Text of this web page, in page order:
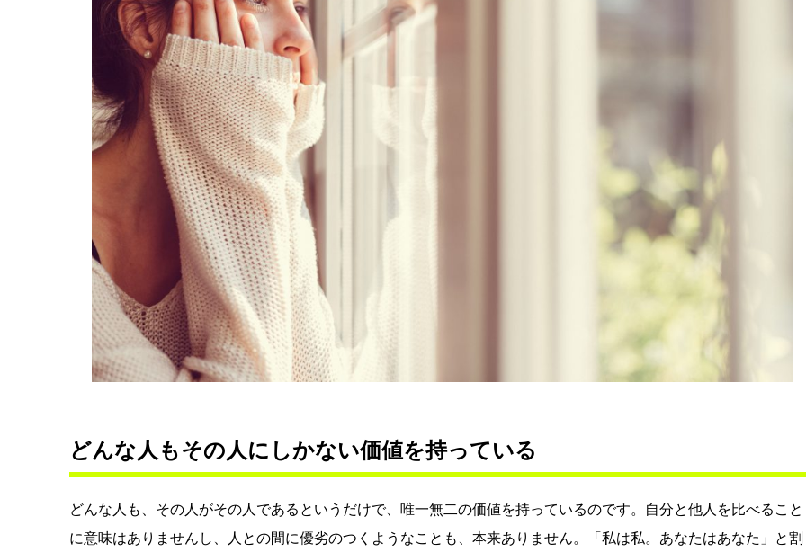
どんな人もその人にしかない価値を持っている
どんな人も、その人がその人であるというだけで、唯一無二の価値を持っているのです。自分と他人を比べること
に意味はありませんし、人との間に優劣のつくようなことも、本来ありません。「私は私。あなたはあなた」と割